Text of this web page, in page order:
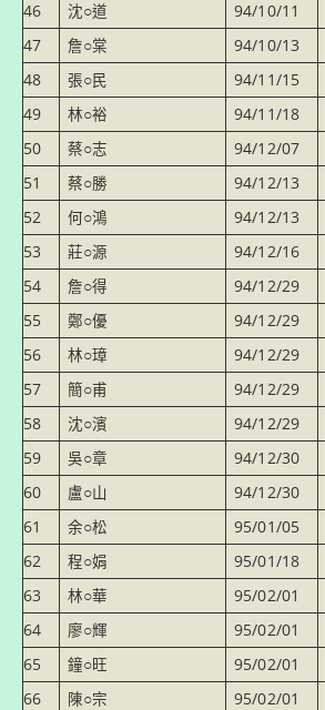
46
沈○道 94/10/11
47
詹○棠 94/10/13
48
張○民 94/11/15
49
林○裕 94/11/18
50
蔡○志 94/12/07
51
蔡○勝 94/12/13
52
何○鴻 94/12/13
53
莊○源 94/12/16
54
詹○得 94/12/29
55
鄭○優 94/12/29
56
林○璋 94/12/29
57
簡○甫 94/12/29
58
沈○濱 94/12/29
59
吳○章 94/12/30
60
盧○山 94/12/30
61
余○松 95/01/05
62
程○娟 95/01/18
63
林○華 95/02/01
64
廖○輝 95/02/01
65
鐘○旺 95/02/01
66
陳○宗 95/02/01